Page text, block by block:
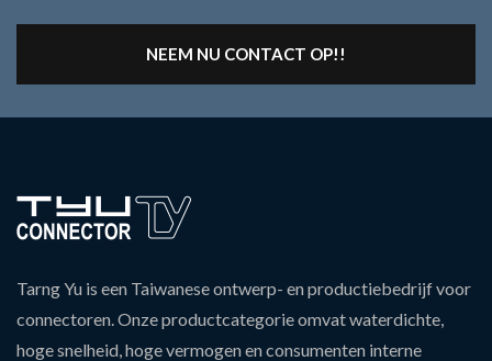
NEEM NU CONTACT OP!!
Tarng Yu is een Taiwanese ontwerp- en productiebedrijf voor
connectoren. Onze productcategorie omvat waterdichte,
hoge snelheid, hoge vermogen en consumenten interne